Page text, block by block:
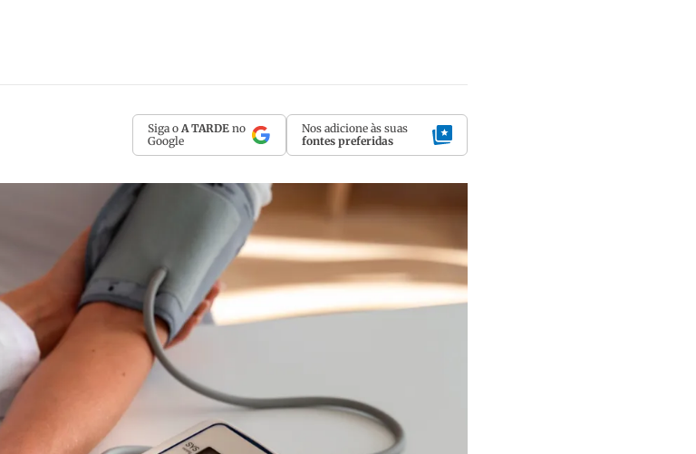
Siga o A TARDE no
Google
Nos adicione às suas
fontes preferidas